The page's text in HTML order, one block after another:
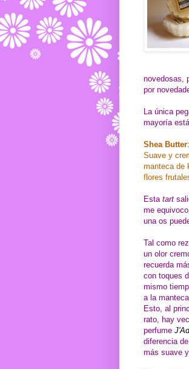
novedosas,
por
La única
mayoría
Shea Butter:
Suave y
manteca de
flores
Esta tart
me
una os
Tal como
un olor
recuerda
con toques
mismo
a la
Esto, al
rato, hay
perfume
diferencia
más suave